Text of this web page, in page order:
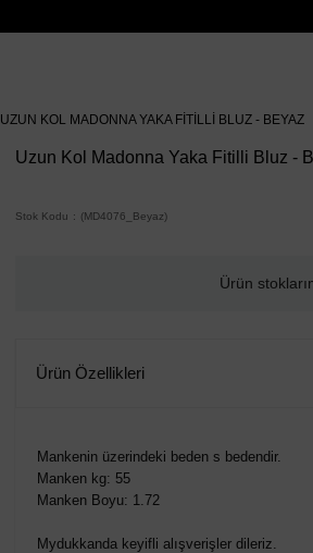
UZUN KOL MADONNA YAKA FITILLI BLUZ - BEYAZ
Uzun Kol Madonna Yaka Fitilli Bluz -
Stok Kodu (MD4076_Beyaz)
Ürün
Ürün Özellikleri
Mankenin üzerindeki beden s bedendir.
Manken kg: 55
Manken Boyu: 1.72
Mydukkanda keyifli alışverişler dileriz.